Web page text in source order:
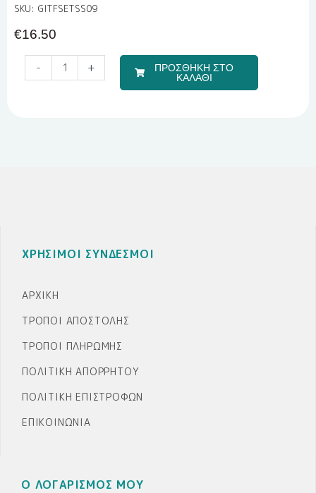
SKU: GITFSETSS09
€16.50
-
Boy
+
ΠΡΟΣΘΗΚΗ ΣΤΟ
ΚΑΛΑΘΙ
ΧΡΗΣΙΜΟΙ ΣΥΝΔΕΣΜΟΙ
ΑΡΧΙΚΉ
ΤΡΌΠΟΙ ΑΠΟΣΤΟΛΉΣ
ΤΡΌΠΟΙ ΠΛΗΡΩΜΉΣ
ΠΟΛΙΤΙΚΉ ΑΠΟΡΡΉΤΟΥ
ΠΟΛΙΤΙΚΉ ΕΠΙΣΤΡΟΦΏΝ
ΕΠΙΚΟΙΝΩΝΊΑ
Ο ΛΟΓΑΡΙΣΜΟΣ ΜΟΥ